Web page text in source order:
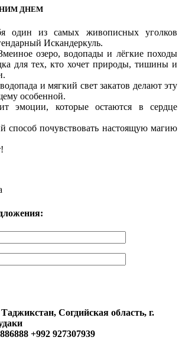
ДНЕМ
один из самых живописных уголков
Искандеркуль.
озеро, водопады и лёгкие походы
для тех, кто хочет природы, тишины и
и мягкий свет закатов делают эту
особенной.
эмоции, которые остаются в сердце
почувствовать настоящую магию
Согдийская область, г.
+992 927307939